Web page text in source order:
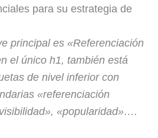
para su estrategia de
principal es «Referenciación
el único h1, también está
de nivel inferior con
«referenciación
«popularidad»….